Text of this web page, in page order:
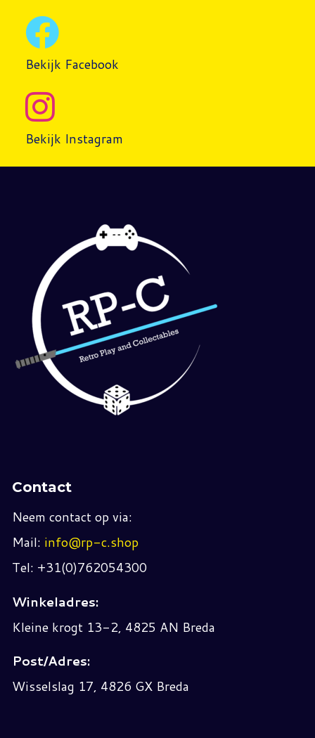
Bekijk Facebook
Bekijk Instagram
Contact
Neem contact op via:
Mail: info@rp-c.shop
Tel: +31(0)762054300
Winkeladres:
Kleine krogt 13-2, 4825 AN Breda
Post/Adres:
Wisselslag 17, 4826 GX Breda